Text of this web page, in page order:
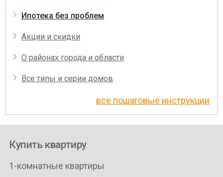
Ипотека без проблем
Акции и скидки
О районах города и области
Все типы и серии домов
все пошаговые инструкции
Купить квартиру
1-комнатные квартиры